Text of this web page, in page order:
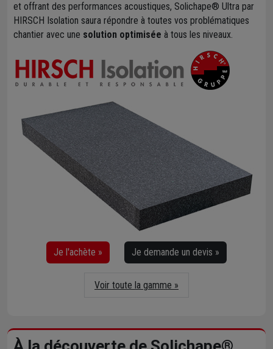
et offrant des performances acoustiques, Solichape® Ultra par
HIRSCH Isolation saura répondre à toutes vos problématiques
chantier avec une solution optimisée à tous les niveaux.
Je l'achète » Je demande un devis »
Voir toute la gamme »